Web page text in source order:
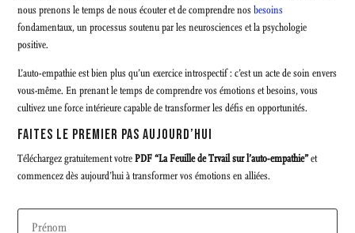
nous prenons le temps de nous écouter et de comprendre nosbesoins
fondamentaux, un processus soutenu par les neurosciences et la psychologie
positive.
L’auto-empathie est bien plus qu’un exercice introspectif : c’est un acte de soin envers
vous-même. En prenant le temps de comprendre vos émotions et besoins, vous
cultivez une force intérieure capable de transformer les défis en opportunités.
FAITES LE PREMIER PAS AUJOURD’HUI
Téléchargez gratuitement votrePDF “La Feuille de Trvail sur l’auto-empathie”et
commencez dès aujourd’hui à transformer vos émotions en alliées.